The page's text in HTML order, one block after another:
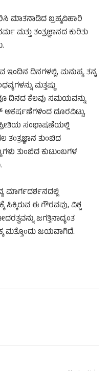
ಮಾತನಾಡಿದ ಬ್ರಹ್ಮವಿಹಾರಿ
ಮತ್ತು ತಂತ್ರಜ್ಞಾನದ ಕುರಿತು
ಇಂದಿನ ದಿನಗಳಲ್ಲಿ, ಮನುಷ್ಯ ತನ್ನ
ಮತ್ತಷ್ಟು
ದಿನದ ಕೆಲವು ಸಮಯವನ್ನು
ದೂರವಿಟ್ಟು,
ಪ್ರೀತಿಯ ಸಂಭಾಷಣೆಯಲ್ಲಿ
ತುಂಬಿದ
ತುಂಬಿದ ಕುಟುಂಬಗಳ
ಈ ಗೌರವವು, ವಿಶ್ವ
ಜಗತ್ತಿನಾದ್ಯಂತ
ಮತ್ತೊಂದು ಜಯವಾಗಿದೆ.